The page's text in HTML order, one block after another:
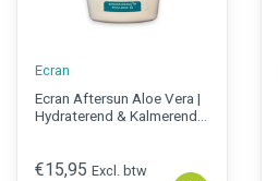
Ecran
Ecran Aftersun Aloe Vera |
Hydraterend & Kalmerend |
€15,95 Excl. btw